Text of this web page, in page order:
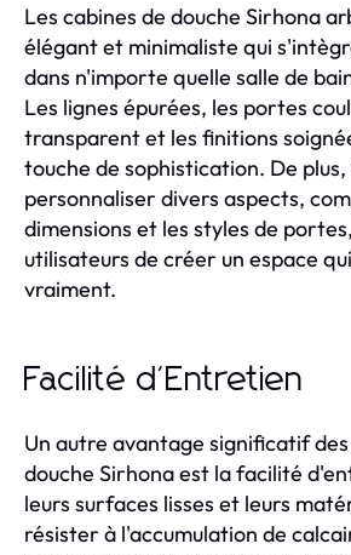
Les cabines de douche Sirhona
élégant et minimaliste qui
dans n'importe quelle salle de
Les lignes épurées, les portes
transparent et les finitions
touche de sophistication. De
personnaliser divers aspects,
dimensions et les styles de
utilisateurs de créer un espace
vraiment.
Facilité d'Entretien
Un autre avantage significatif
douche Sirhona est la facilité
leurs surfaces lisses et leurs
résister à l'accumulation de